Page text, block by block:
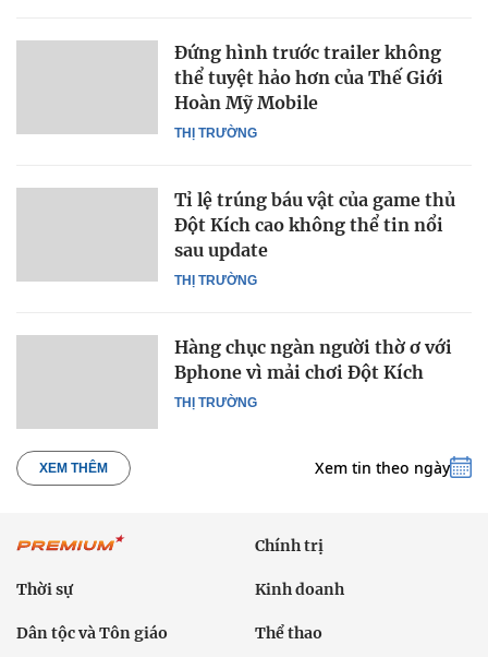
THỊ TRƯỜNG
Đứng hình trước trailer không
thể tuyệt hảo hơn của Thế Giới
Hoàn Mỹ Mobile
THỊ TRƯỜNG
Tỉ lệ trúng báu vật của game thủ
Đột Kích cao không thể tin nổi
sau update
THỊ TRƯỜNG
Hàng chục ngàn người thờ ơ với
Bphone vì mải chơi Đột Kích
XEM THÊM Xem tin theo ngày
Chính trị
Thời sự Kinh doanh
Dân tộc và Tôn giáo Thể thao